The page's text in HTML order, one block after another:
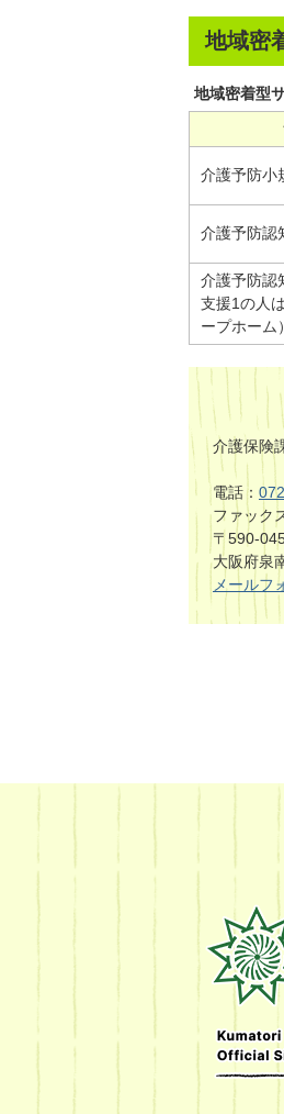
地域密
地域密着型
介護予防小
介護予防認
介護予防認
支援1の人
ープホーム）
介護保険
電話：
ファック
〒590-
大阪府泉
メールフ
町
Kumatori
Town
Official
Site